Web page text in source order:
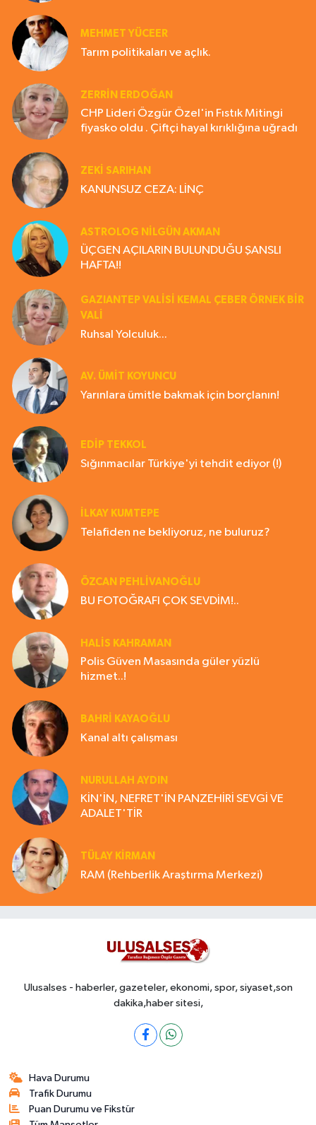
MEHMET YÜCEER
Tarım politikaları ve açlık.
ZERRIN ERDOĞAN
CHP Lideri Özgür Özel'in Fıstık Mitingi
fiyasko oldu . Çiftçi hayal kırıklığına uğradı
ZEKI SARIHAN
KANUNSUZ CEZA: LİNÇ
ASTROLOG NILGÜN AKMAN
ÜÇGEN AÇILARIN BULUNDUĞU ŞANSLI
HAFTA!!
GAZIANTEP VALISI KEMAL ÇEBER ÖRNEK BİR
VALİ
Ruhsal Yolculuk...
AV. ÜMIT KOYUNCU
Yarınlara ümitle bakmak için borçlanın!
EDIP TEKKOL
Sığınmacılar Türkiye'yi tehdit ediyor (!)
İLKAY KUMTEPE
Telafiden ne bekliyoruz, ne buluruz?
ÖZCAN PEHLİVANOĞLU
BU FOTOĞRAFI ÇOK SEVDİM!..
HALIS KAHRAMAN
Polis Güven Masasında güler yüzlü
hizmet..!
BAHRI KAYAOĞLU
Kanal altı çalışması
NURULLAH AYDIN
KİN'İN, NEFRET'İN PANZEHİRİ SEVGİ VE
ADALET'TİR
TÜLAY KİRMAN
RAM (Rehberlik Araştırma Merkezi)
Ulusalses - haberler, gazeteler, ekonomi, spor, siyaset,son
dakika,haber sitesi,
Hava Durumu
Trafik Durumu
Puan Durumu ve Fikstür